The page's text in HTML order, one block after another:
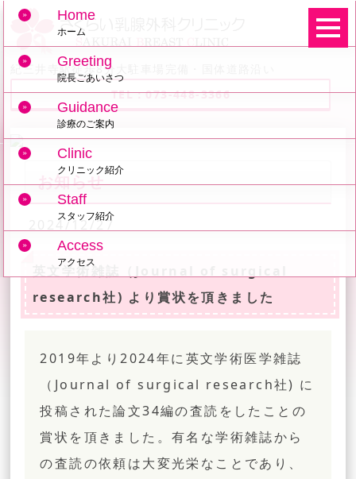
紀三井寺駅徒歩8分大駐車場完備・国体道路沿い
TEL：073-448-3366
Home
ホーム
Greeting
院長ごあいさつ
Guidance
診療のご案内
Clinic
クリニック紹介
Staff
スタッフ紹介
Access
アクセス
お知らせ
2024/12/27
英文学術雑誌（Journal of surgical
research社) より賞状を頂きました
2019年より2024年に英文学術医学雑誌
（Journal of surgical research社) に
投稿された論文34編の査読をしたことの
賞状を頂きました。有名な学術雑誌から
の査読の依頼は大変光栄なことであり、